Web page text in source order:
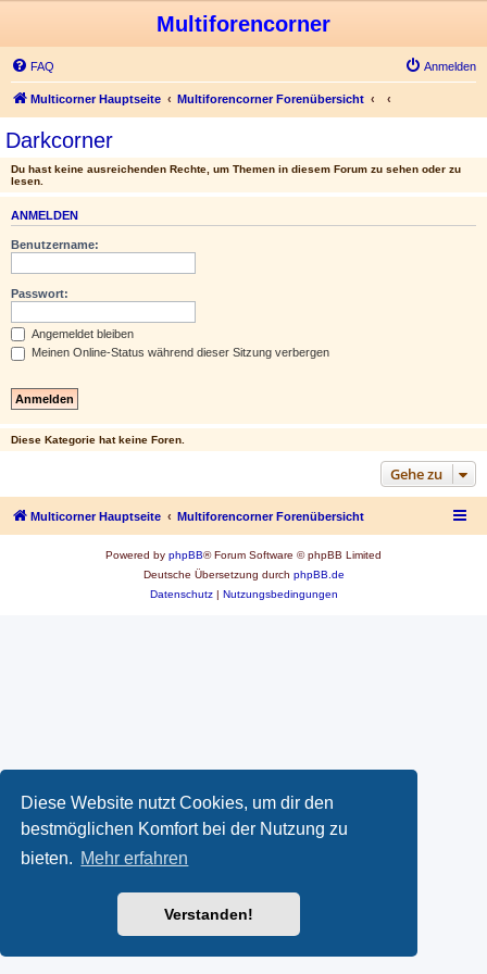
Diese Website nutzt Cookies, um dir den
bestmöglichen Komfort bei der Nutzung zu
bieten. Mehr erfahren
Verstanden!
Multiforencorner
FAQ Anmelden
Multicorner Hauptseite Multiforencorner Forenübersicht
Darkcorner
Du hast keine ausreichenden Rechte, um Themen in diesem Forum zu sehen oder zu
lesen.
ANMELDEN
Benutzername:
Passwort:
Angemeldet bleiben
Meinen Online-Status während dieser Sitzung verbergen
Diese Kategorie hat keine Foren.
Gehe zu
Multicorner Hauptseite Multiforencorner Forenübersicht
Powered by phpBB® Forum Software © phpBB Limited
Deutsche Übersetzung durch phpBB.de
Datenschutz| Nutzungsbedingungen